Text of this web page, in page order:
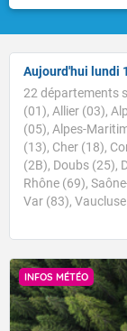
Aujourd'hui lundi
22 départements
(01), Allier (03),
(05), Alpes-
(13), Cher (18),
(2B), Doubs (25),
Rhône (69),
Var (83),
INFOS MÉTÉO